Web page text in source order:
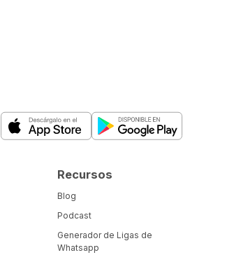
Recursos
Blog
Podcast
Generador de Ligas de
Whatsapp